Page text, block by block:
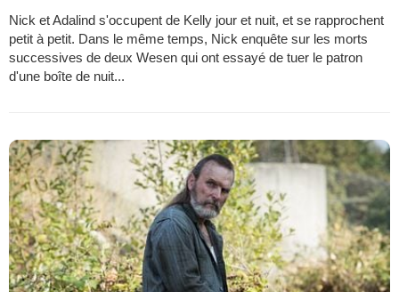
Nick et Adalind s'occupent de Kelly jour et nuit, et se rapprochent
petit à petit. Dans le même temps, Nick enquête sur les morts
successives de deux Wesen qui ont essayé de tuer le patron
d'une boîte de nuit...